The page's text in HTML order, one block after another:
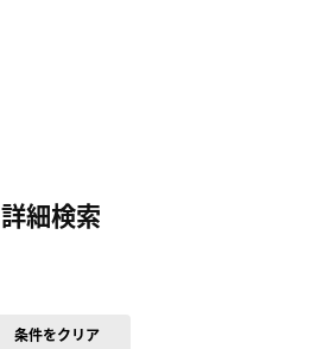
詳細検索
条件をクリア